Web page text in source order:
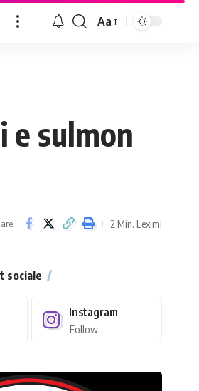
Aa
e sulmon
2 Min. Leximi
sociale
Instagram
Follow